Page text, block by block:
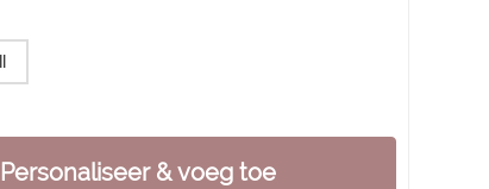
Personaliseer & voeg toe